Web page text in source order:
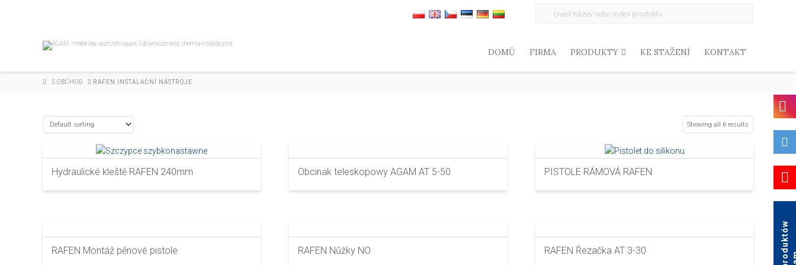
DOMŮ FIRMA PRODUKTY KE STAŽENÍ KONTAKT
HOMEOBCHOD RAFEN INSTALAČNÍ NÁSTROJE
Showing all 6 results
Hydraulické kleště RAFEN 240mm Obcinak teleskopowy AGAM AT 5-50 PISTOLE RÁMOVÁ RAFEN
RAFEN Montáž pěnové pistole RAFEN Nůžky NO RAFEN Řezačka AT 3-30